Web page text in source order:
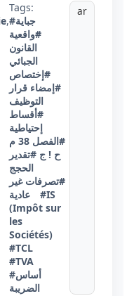
,
Tags:
#جباية
#واقعية
القانون
الجبائي
#إختصاص
#إمضاء قرار
التوظيف
#أقساط
إحتياطية
#الفصل 38 م
ح ! ج #تقدير
الحجج
#تصرفات غير
عادية
#IS
(Impôt sur
les
Sociétés)
#TCL
#TVA
#أساس
الضريبة
ar